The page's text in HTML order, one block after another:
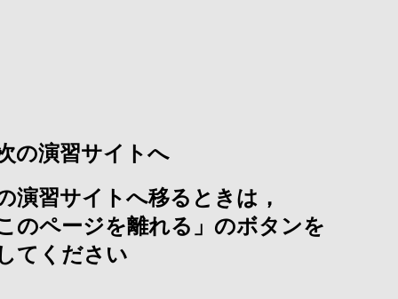
の演習サイトへ
演習サイトへ移るときは，
のページを離れる」のボタンを
てください